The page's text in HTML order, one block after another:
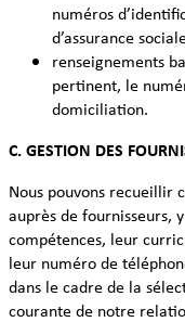
numéros
d’assurance
renseignements
pertinent, le
domiciliation.
C. GESTION DES
Nous pouvons recueillir
auprès de fournisseurs,
compétences, leur
leur numéro de
dans le cadre de la
courante de notre